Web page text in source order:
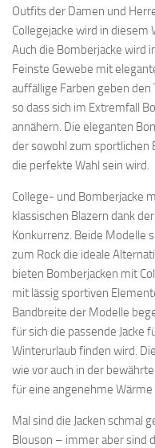
Outfits der Damen und
Collegejacke wird in
Auch die Bomberjacke wird
Feinste Gewebe mit
auffällige Farben geben den
so dass sich im Extremfall
annähern. Die eleganten
der sowohl zum sportlichen
die perfekte Wahl sein wird.
College- und Bomberjacke
klassischen Blazern dank
Konkurrenz. Beide Modelle
zum Rock die ideale
bieten Bomberjacken mit
mit lässig sportiven
Bandbreite der Modelle
für sich die passende Jacke
Winterurlaub finden wird.
wie vor auch in der
für eine angenehme
Mal sind die Jacken schmal
Blouson – immer aber sind